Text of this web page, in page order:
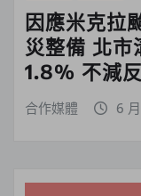
因應米克拉
災整備 北市
1.8% 不減
合作媒體 6